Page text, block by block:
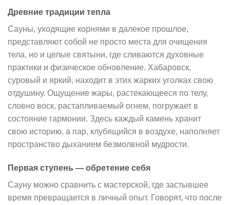
Древние традиции тепла
Сауны, уходящие корнями в далекое прошлое,
представляют собой не просто места для очищения
тела, но и целые святыни, где сливаются духовные
практики и физическое обновление. Хабаровск,
суровый и яркий, находит в этих жарких уголках свою
отдушину. Ощущение жары, растекающееся по телу,
словно воск, растапливаемый огнем, погружает в
состояние гармонии. Здесь каждый камень хранит
свою историю, а пар, клубящийся в воздухе, наполняет
пространство дыханием безмолвной мудрости.
Первая ступень — обретение себя
Сауну можно сравнить с мастерской, где застывшее
время превращается в личный опыт. Говорят, что после